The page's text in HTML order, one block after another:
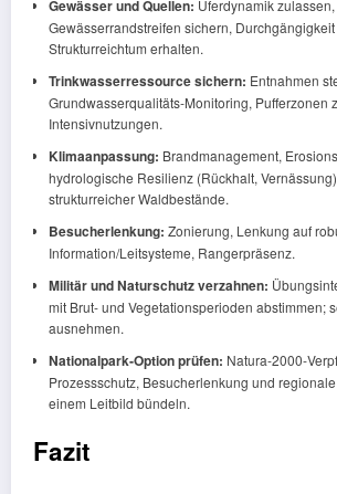
Gewässer und Quellen: Uferdynamik zulassen,
Gewässerrandstreifen sichern,
Strukturreichtum erhalten.
Trinkwasserressource sichern: Entnahmen
Grundwasserqualitäts‑Monitoring, Pufferzonen
Intensivnutzungen.
Klimaanpassung: Brandmanagement,
hydrologische Resilienz (Rückhalt,
strukturreicher Waldbestände.
Besucherlenkung: Zonierung, Lenkung auf
Information/Leitsysteme, Rangerpräsenz.
Militär und Naturschutz verzahnen:
mit Brut- und Vegetationsperioden abstimmen;
ausnehmen.
Nationalpark‑Option prüfen:
Prozessschutz, Besucherlenkung und
einem Leitbild bündeln.
Fazit